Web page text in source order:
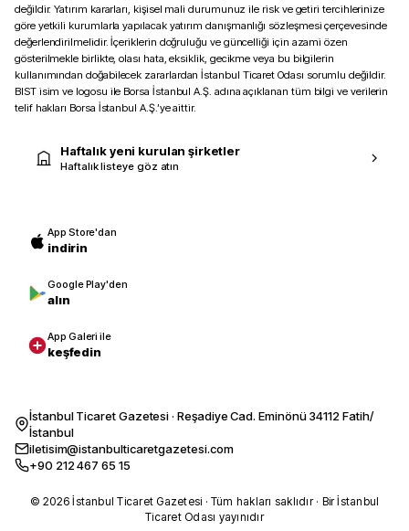
değildir. Yatırım kararları, kişisel mali durumunuz ile risk ve getiri tercihlerinize
göre yetkili kurumlarla yapılacak yatırım danışmanlığı sözleşmesi çerçevesinde
değerlendirilmelidir. İçeriklerin doğruluğu ve güncelliği için azami özen
gösterilmekle birlikte, olası hata, eksiklik, gecikme veya bu bilgilerin
kullanımından doğabilecek zararlardan İstanbul Ticaret Odası sorumlu değildir.
BIST isim ve logosu ile Borsa İstanbul A.Ş. adına açıklanan tüm bilgi ve verilerin
telif hakları Borsa İstanbul A.Ş.’ye aittir.
Haftalık yeni kurulan şirketler
Haftalık listeye göz atın
App Store'dan
indirin
Google Play'den
alın
App Galeri ile
keşfedin
İstanbul Ticaret Gazetesi · Reşadiye Cad. Eminönü 34112 Fatih/
İstanbul
iletisim@istanbulticaretgazetesi.com
+90 212 467 65 15
© 2026 İstanbul Ticaret Gazetesi · Tüm hakları saklıdır · Bir İstanbul
Ticaret Odası yayınıdır